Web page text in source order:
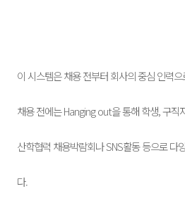
이 시스템은 채용 전부터 회사의 중심 인력
채용 전에는 Hanging out을 통해 학생, 구직
산학협력 채용박람회나SNS활동 등으로 다
다.